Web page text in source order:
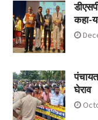
कहा-
घेराव